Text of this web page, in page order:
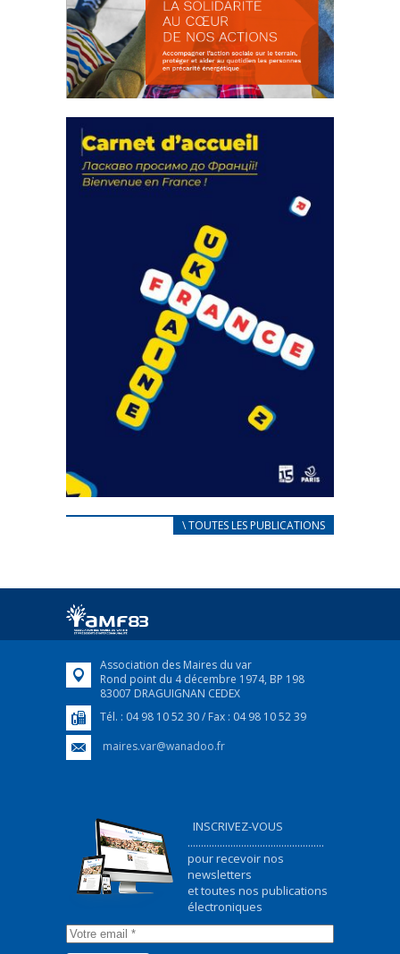
actions
18 septembre 2023
FEUILLETER
CARNET D’ACCUEIL
Afin d’accompagner au mieux les réfugiés
FEUILLETER
\ TOUTES LES PUBLICATIONS
Association des Maires du var
Rond point du 4 décembre 1974, BP 198
83007 DRAGUIGNAN CEDEX
Tél. : 04 98 10 52 30 / Fax : 04 98 10 52 39
maires.var@wanadoo.fr
INSCRIVEZ-VOUS
...................................................
pour recevoir nos
newsletters
et toutes nos publications
électroniques